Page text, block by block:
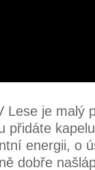
Lese je malý
přidáte
energii, o
dobře